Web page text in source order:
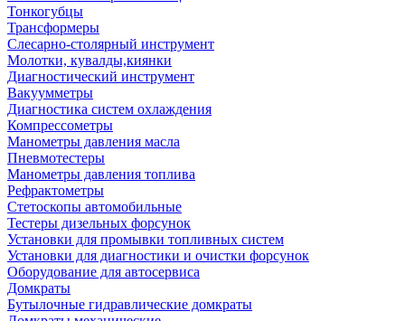
Тонкогубцы
Трансформеры
Слесарно-столярный инструмент
Молотки, кувалды,киянки
Диагностический инструмент
Вакуумметры
Диагностика систем охлаждения
Компрессометры
Манометры давления масла
Пневмотестеры
Манометры давления топлива
Рефрактометры
Стетоскопы автомобильные
Тестеры дизельных форсунок
Установки для промывки топливных систем
Установки для диагностики и очистки форсунок
Оборудование для автосервиса
Домкраты
Бутылочные гидравлические домкраты